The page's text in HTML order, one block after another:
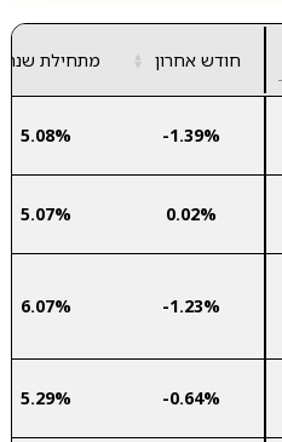
חודש אחרון ▲
▼ מתחילת שנה
-1.39%
5.08%
0.02%
5.07%
-1.23%
6.07%
-0.64%
5.29%